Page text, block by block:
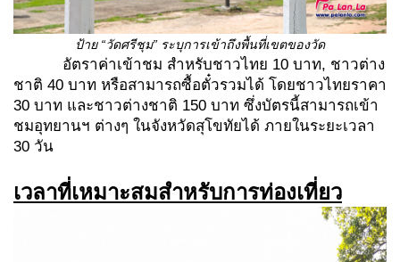
ป้าย “วัดศรีชุม” ระบุการเข้าถึงพื้นที่เขตของวัด
อัตราค่าเข้าชม สำหรับชาวไทย 10 บาท, ชาวต่าง
ชาติ 40 บาท หรือสามารถซื้อตั๋วรวมได้ โดยชาวไทยราคา
30 บาท และชาวต่างชาติ 150 บาท ซึ่งบัตรนี้สามารถเข้า
ชมอุทยานฯ ต่างๆ ในจังหวัดสุโขทัยได้ ภายในระยะเวลา
30 วัน
เวลาที่เหมาะสมสำหรับการท่องเที่ยว